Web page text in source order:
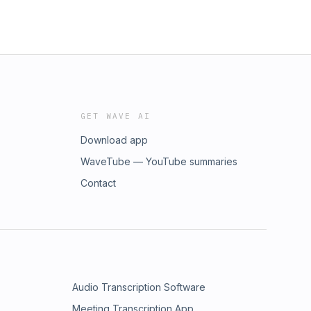
GET WAVE AI
Download app
WaveTube — YouTube summaries
Contact
Audio Transcription Software